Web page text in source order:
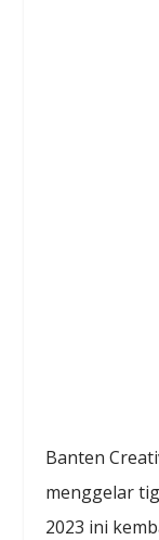
Banten
menggelar
2023 ini